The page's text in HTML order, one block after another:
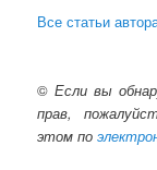
Все статьи
© Если вы
прав,
этом по